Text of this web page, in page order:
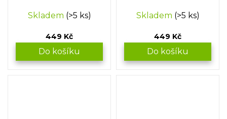
Skladem (>5 ks)
449 Kč
Do košíku
Skladem (>5 ks)
449 Kč
Do košíku